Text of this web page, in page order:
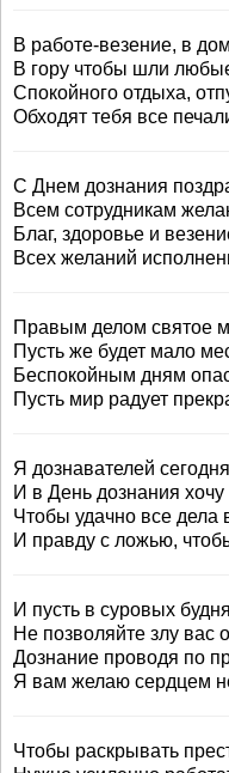
В работе-везение, в
В гору чтобы шли
Спокойного отдыха,
Обходят тебя все
С Днем дознания
Всем сотрудникам
Благ, здоровье и
Всех желаний
Правым делом святое
Пусть же будет мало
Беспокойным дням
Пусть мир радует
Я дознавателей
И в День дознания
Чтобы удачно все дела
И правду с ложью,
И пусть в суровых
Не позволяйте злу вас
Дознание проводя по
Я вам желаю сердцем
Чтобы раскрывать